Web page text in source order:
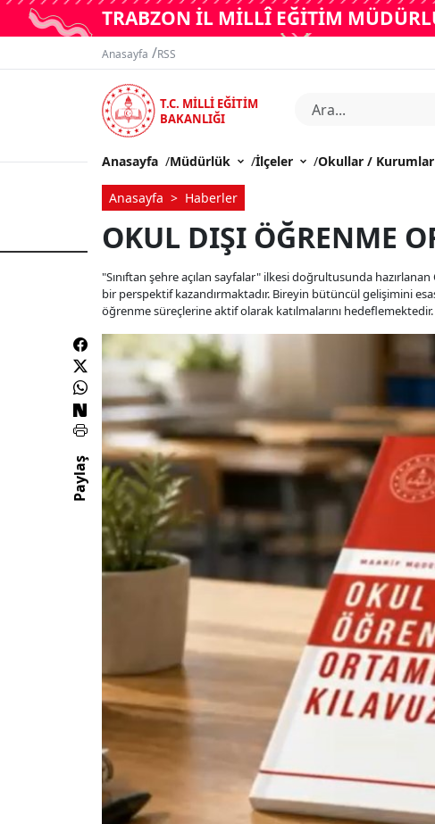
TRABZON İL MİLLÎ EĞİTİM
Anasayfa /RSS
T.C. MİLLİ EĞİTİM
BAKANLIĞI
Anasayfa /Müdürlük /İlçeler /Okullar / Kurumlar
Anasayfa Haberler
OKUL DIŞI ÖĞRENME
"Sınıftan şehre açılan sayfalar" ilkesi doğrultusunda
bir perspektif kazandırmaktadır. Bireyin bütüncül gelişimini
öğrenme süreçlerine aktif olarak katılmalarını hedeflemektedir.
Paylaş